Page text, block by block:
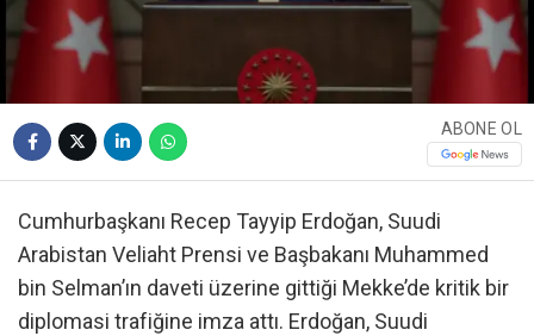
ABONE OL
Cumhurbaşkanı Recep Tayyip Erdoğan, Suudi
Arabistan Veliaht Prensi ve Başbakanı Muhammed
bin Selman’ın daveti üzerine gittiği Mekke’de kritik bir
diplomasi trafiğine imza attı. Erdoğan, Suudi